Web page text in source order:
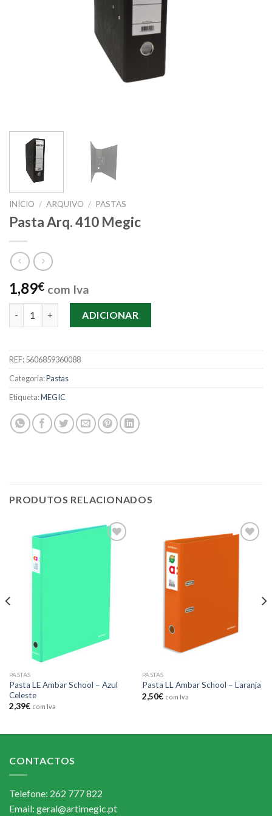
INÍCIO / ARQUIVO / PASTAS
Pasta Arq. 410 Megic
1,89€ com Iva
ADICIONAR
REF:5606859360088
Categoria:Pastas
Etiqueta:MEGIC
PRODUTOS RELACIONADOS
PASTAS
Pasta LE Ambar School – Azul
Celeste
2,39€ com Iva
PASTAS
Pasta LL Ambar School – Laranja
2,50€ com Iva
CONTACTOS
Telefone: 262 777 822
Email: geral@artimegic.pt